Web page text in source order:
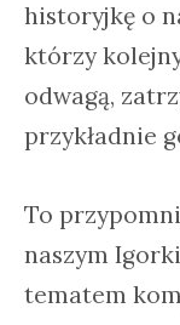
historyjkę o
którzy
odwagą,
przykładnie
To
naszym
tematem